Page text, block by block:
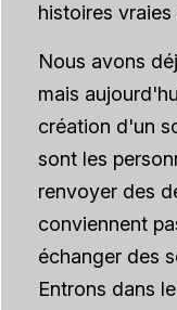
histoires
Nous avons
mais
création d'un
sont les
renvoyer des
conviennent
échanger des
Entrons dans